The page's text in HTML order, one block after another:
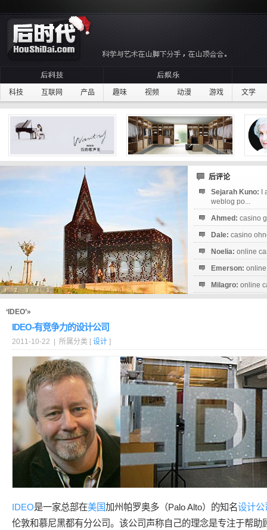
科技 互联网 产品 趣味 视频 动漫 游戏 文学
后评论
Sejarah Kuno:
weblog po...
Ahmed: casino
Dale: casino
Noelia: online
Emerson:
Milagro: online
‘IDEO’»
IDEO-有竞争力的设计公司
2011-10-22 | 所属分类 [ 设计 ]
IDEO是一家总部在美国加州帕罗奥多（Palo Alto）的知名设计公
伦敦和慕尼黑都有分公司。该公司声称自己的理念是专注于帮助